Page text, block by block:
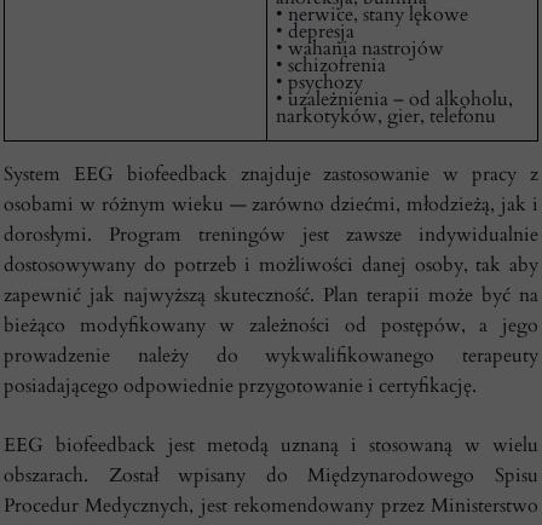
• nerwice, stany lękowe
• depresja
• wahania nastrojów
• schizofrenia
• psychozy
• uzależnienia – od alkoholu,
narkotyków, gier, telefonu
System EEG biofeedback znajduje zastosowanie w pracy z
osobami w różnym wieku — zarówno dziećmi, młodzieżą, jak i
dorosłymi. Program treningów jest zawsze indywidualnie
dostosowywany do potrzeb i możliwości danej osoby, tak aby
zapewnić jak najwyższą skuteczność. Plan terapii może być na
bieżąco modyfikowany w zależności od postępów, a jego
prowadzenie należy do wykwalifikowanego terapeuty
posiadającego odpowiednie przygotowanie i certyfikację.
EEG biofeedback jest metodą uznaną i stosowaną w wielu
obszarach. Został wpisany do Międzynarodowego Spisu
Procedur Medycznych, jest rekomendowany przez Ministerstwo